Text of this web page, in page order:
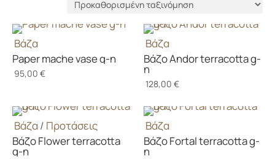
Βάζα
Paper mache vase g-n
95,00 €
Βάζα
Βάζο Andor terracotta g-
n
128,00 €
Βάζα/ Προτάσεις
Βάζο Flower terracotta
g-n
Βάζα
Βάζο Fortal terracotta g-
n